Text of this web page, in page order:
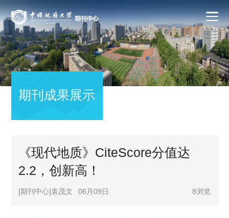
期刊成果展示
《现代地质》CiteScore分值达
2.2，创新高！
[期刊中心]袁茂文 06月09日 8浏览